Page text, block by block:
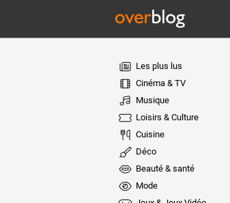
Les plus lus
Cinéma & TV
Musique
Loisirs & Culture
Cuisine
Déco
Beauté & santé
Mode